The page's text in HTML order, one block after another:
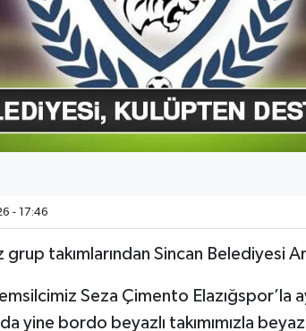
- 17:46
takımlarından Sincan Belediyesi
Seza Çimento Elazığspor’la
yine bordo beyazlı takımımızla